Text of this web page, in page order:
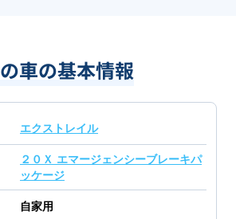
車の基本情報
エクストレイル
２０Ｘ エマージェンシーブレーキパ
ッケージ
自家用